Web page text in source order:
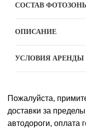
СОСТАВ
ОПИСАНИЕ
УСЛОВИЯ АРЕНДЫ
Пожалуйста,
доставки за
автодороги, оплата